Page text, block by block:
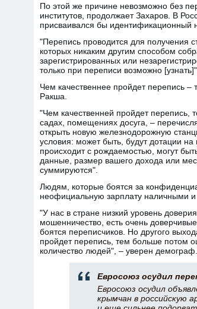
По этой же причине невозможно без
институтов, продолжает Захаров. В
присваивался бы идентификационный
"Перепись проводится для получения
которых никаким другим способом
зарегистрированных или
только при переписи возможно [узнать]".
Чем качественнее пройдет перепись
Ракша.
"Чем качественней пройдет перепись,
садах, помещениях досуга, –
открыть новую железнодорожную
условия: может быть, будут дотации
происходит с рождаемостью, могут
данные, размер вашего дохода или
суммируются".
Людям, которые боятся за
неофициальную зарплату наличными
"У нас в стране низкий уровень
мошенничество, есть очень
боятся переписчиков. Но другого
пройдет перепись, тем больше потом
количество людей", – уверен демограф.
Евросоюз осудил
Евросоюз осудил
крымчан в российскую